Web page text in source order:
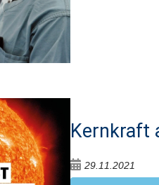
Kernkraft
29.11.2021